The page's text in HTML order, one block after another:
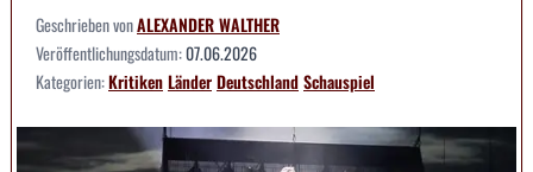
Geschrieben vonALEXANDER WALTHER
Veröffentlichungsdatum:07.06.2026
Kategorien:KritikenLänderDeutschlandSchauspiel